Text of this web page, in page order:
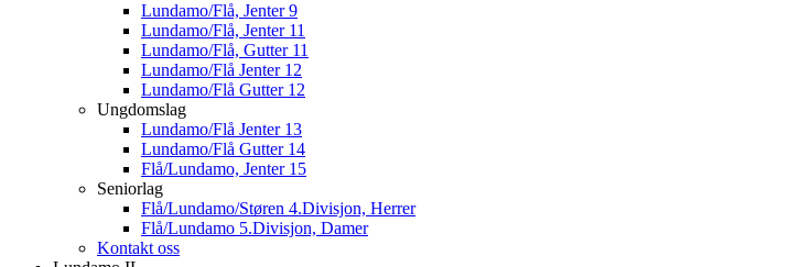
Lundamo/Flå, Jenter 9
Lundamo/Flå, Jenter 11
Lundamo/Flå, Gutter 11
Lundamo/Flå Jenter 12
Lundamo/Flå Gutter 12
Ungdomslag
Lundamo/Flå Jenter 13
Lundamo/Flå Gutter 14
Flå/Lundamo, Jenter 15
Seniorlag
Flå/Lundamo/Støren 4.Divisjon, Herrer
Flå/Lundamo 5.Divisjon, Damer
Kontakt oss